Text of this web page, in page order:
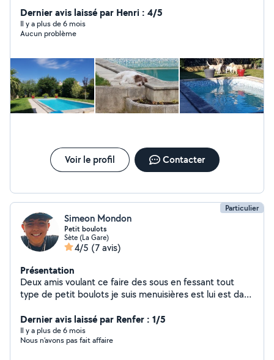
Dernier avis laissé par Henri : 4/5
Il y a plus de 6 mois
Aucun problème
Voir le profil Contacter
Particulier
Simeon Mondon
Petit boulots
Sète (La Gare)
4/5 (7 avis)
Présentation
Deux amis voulant ce faire des sous en fessant tout
type de petit boulots je suis menuisières est lui est dans
plaquots ect domaine varié Numéro donne pas
message
Dernier avis laissé par Renfer : 1/5
Il y a plus de 6 mois
Nous n’avons pas fait affaire